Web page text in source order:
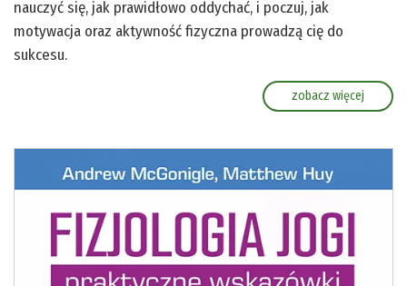
nauczyć się, jak prawidłowo oddychać, i poczuj, jak
motywacja oraz aktywność fizyczna prowadzą cię do
sukcesu.
zobacz więcej